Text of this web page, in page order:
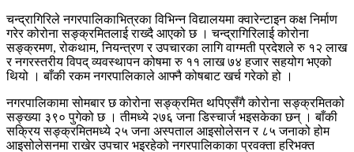
चन्द्रागिरिले नगरपालिकाभित्रका विभिन्न विद्यालयमा क्वारेन्टाइन कक्ष निर्माण
गरेर कोरोना सङ्क्रमितलाई राख्दै आएको छ । चन्द्रागिरिलाई कोरोना
सङ्क्रमण, रोकथाम, नियन्त्रण र उपचारका लागि वाग्मती प्रदेशले रु १२ लाख
र नगरस्तरीय विपद् व्यवस्थापन कोषमा रु ११ लाख ७४ हजार सहयोग भएको
थियो । बाँकी रकम नगरपालिकाले आफ्नै कोषबाट खर्च गरेको हो ।
नगरपालिकामा सोमबार छ कोरोना सङ्क्रमित थपिएसँगै कोरोना सङ्क्रमितको
सङ्ख्या ३९० पुगेको छ । तीमध्ये २७६ जना डिस्चार्ज भइसकेका छन् । बाँकी
सक्रिय सङ्क्रमितमध्ये २५ जना अस्पताल आइसोलेसन र ८५ जनाको होम
आइसोलेसनमा राखेर उपचार भइरहेको नगरपालिकाका प्रवक्ता हरिभक्त